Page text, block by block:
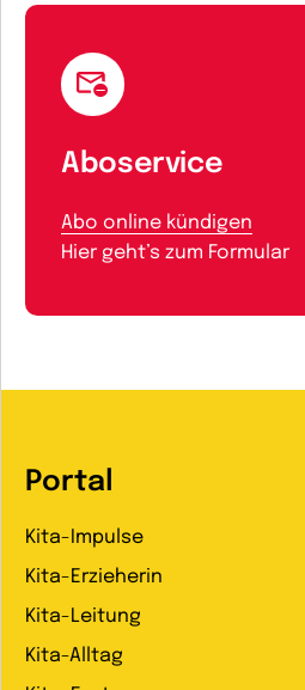
Aboservice
Abo online kündigen
Hier geht’s zum Formular
Portal
Kita-Impulse
Kita-Erzieherin
Kita-Leitung
Kita-Alltag